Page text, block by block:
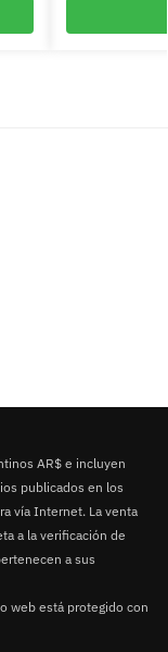
AR$ e incluyen
publicados en los
vía Internet. La venta
a la verificación de
a sus
web está protegido con